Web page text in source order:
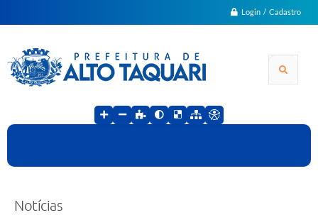
Login / Cadastro
Notícias